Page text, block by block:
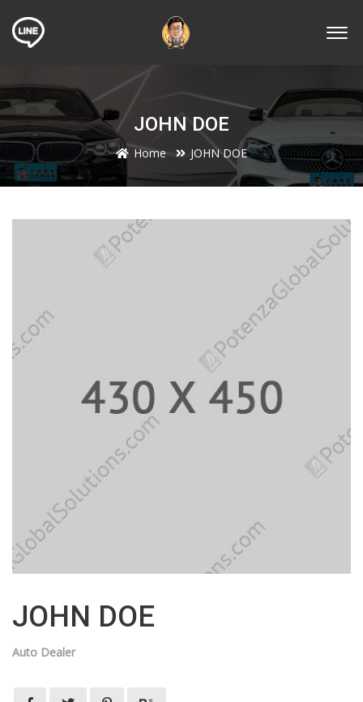
JOHN DOE
Home JOHN DOE
JOHN DOE
Auto Dealer